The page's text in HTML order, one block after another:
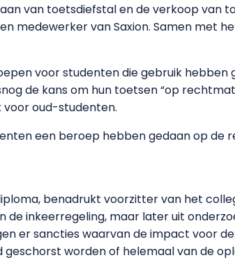
van toetsdiefstal en de verkoop van
medewerker van Saxion. Samen met
voor studenten die gebruik hebben
de kans om hun toetsen “op
voor oud-studenten.
een beroep hebben gedaan op de
benadrukt voorzitter van het
de inkeerregeling, maar later uit
er sancties waarvan de impact voor
geschorst worden of helemaal van de